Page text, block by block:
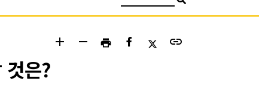
add remove print link
은?